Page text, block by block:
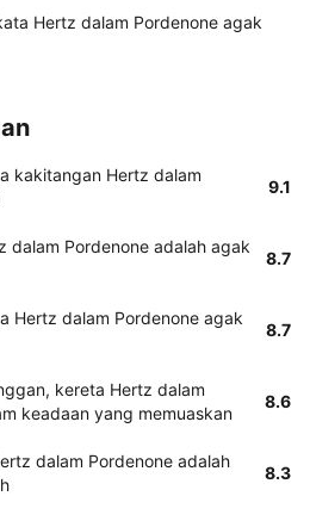
Hertz dalam Pordenone agak
kakitangan Hertz dalam
9.1
dalam Pordenone adalah agak
8.7
Hertz dalam Pordenone agak
8.7
kereta Hertz dalam
keadaan yang memuaskan
8.6
dalam Pordenone adalah
8.3